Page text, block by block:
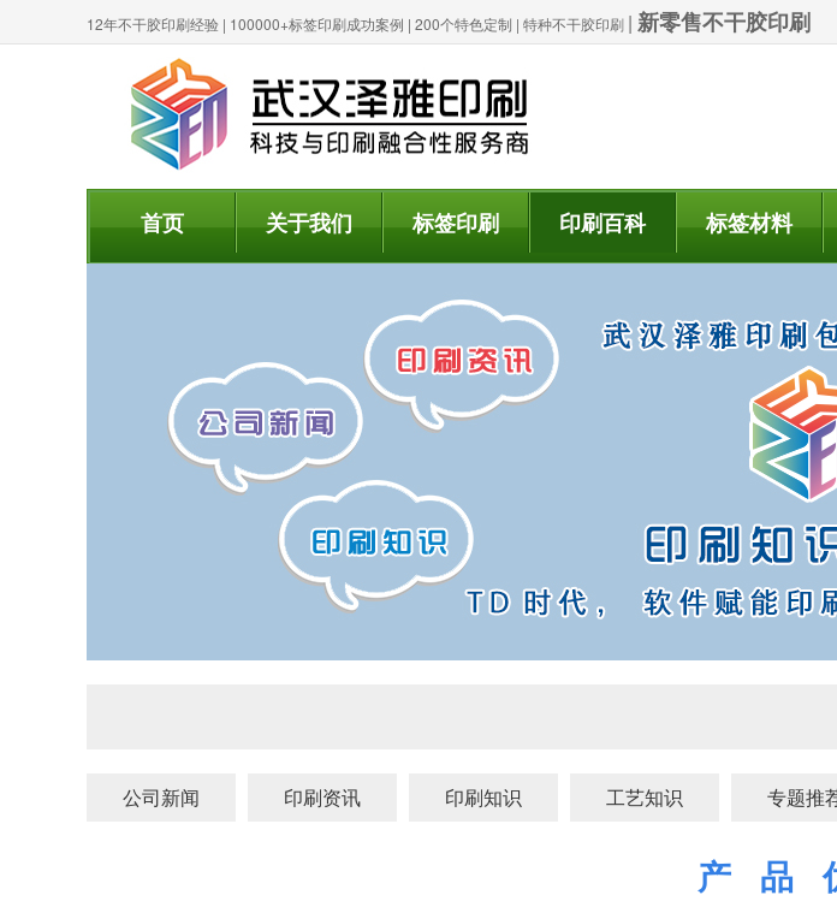
12年不干胶印刷经验 | 100000+标签印刷成功案例 | 200个特色定制 | 特种不干胶印刷 | 新零售不干胶印刷
首页 关于我们 标签印刷 印刷百科 标签材料
公司新闻 印刷资讯 印刷知识 工艺知识 专题推
产 品